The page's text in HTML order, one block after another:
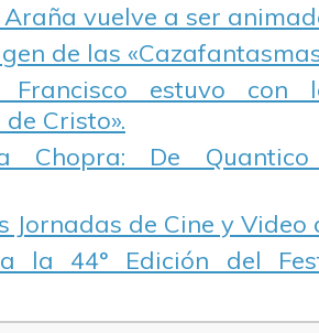
vuelve a ser
de las
Francisco estuvo con
Cristo».
Chopra: De
Jornadas de Cine y Video
la 44° Edición del